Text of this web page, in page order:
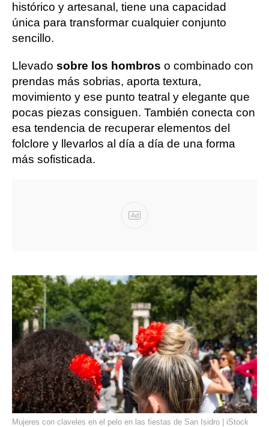
histórico y artesanal, tiene una capacidad
única para transformar cualquier conjunto
sencillo.
Llevado sobre los hombros o combinado con
prendas más sobrias, aporta textura,
movimiento y ese punto teatral y elegante que
pocas piezas consiguen. También conecta con
esa tendencia de recuperar elementos del
folclore y llevarlos al día a día de una forma
más sofisticada.
Ad
Mujeres con claveles en el pelo en las fiestas de San Isidro | iStock